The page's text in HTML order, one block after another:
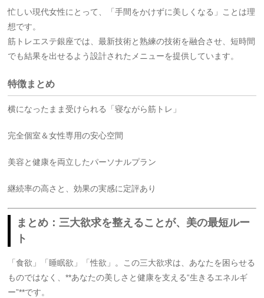
忙しい現代女性にとって、「手間をかけずに美しくなる」ことは理
想です。
筋トレエステ銀座では、最新技術と熟練の技術を融合させ、短時間
でも結果を出せるよう設計されたメニューを提供しています。
特徴まとめ
横になったまま受けられる「寝ながら筋トレ」
完全個室＆女性専用の安心空間
美容と健康を両立したパーソナルプラン
継続率の高さと、効果の実感に定評あり
まとめ：三大欲求を整えることが、美の最短ルー
ト
「食欲」「睡眠欲」「性欲」。この三大欲求は、あなたを困らせる
ものではなく、**あなたの美しさと健康を支える“生きるエネルギ
ー”**です。